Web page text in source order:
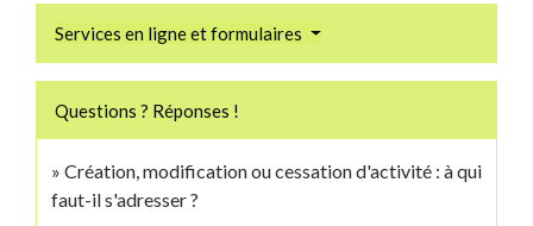
Services en ligne et formulaires
Questions ? Réponses !
Création, modification ou cessation d'activité : à qui
faut-il s'adresser ?